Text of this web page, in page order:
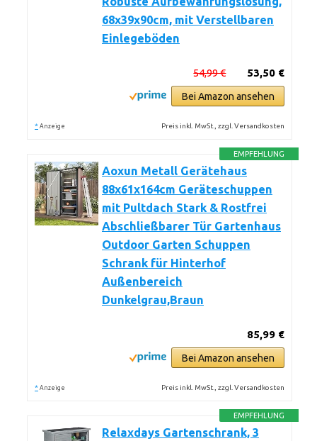
68x39x90cm, mit Verstellbaren
Einlegeböden
53,50 €
54,99 €
Bei Amazon ansehen
* Anzeige Preis inkl. MwSt., zzgl. Versandkosten
EMPFEHLUNG
Aoxun Metall Gerätehaus
88x61x164cm Geräteschuppen
mit Pultdach Stark & Rostfrei
Abschließbarer Tür Gartenhaus
Outdoor Garten Schuppen
Schrank für Hinterhof
Außenbereich
Dunkelgrau,Braun
85,99 €
Bei Amazon ansehen
* Anzeige Preis inkl. MwSt., zzgl. Versandkosten
EMPFEHLUNG
Relaxdays Gartenschrank, 3